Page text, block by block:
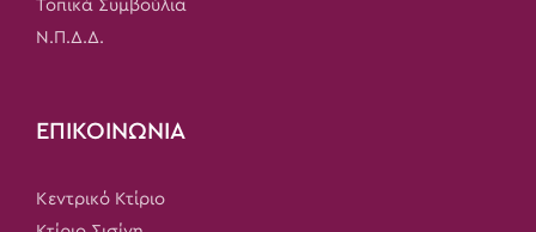
Τοπικά Συμβούλια
Ν.Π.Δ.Δ.
ΕΠΙΚΟΙΝΩΝΙΑ
Κεντρικό Κτίριο